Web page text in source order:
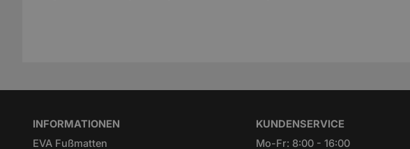
INFORMATIONEN
EVA Fußmatten
KUNDENSERVICE
Mo-Fr: 8:00 - 16:00